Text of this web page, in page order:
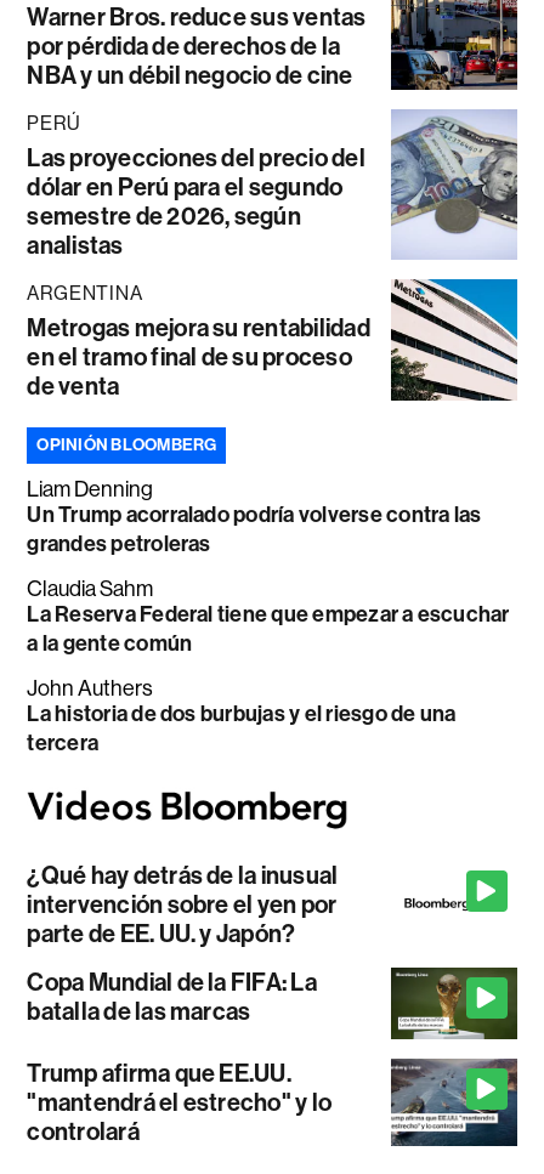
Warner Bros. reduce sus ventas
por pérdida de derechos de la
NBA y un débil negocio de cine
PERÚ
Las proyecciones del precio del
dólar en Perú para el segundo
semestre de 2026, según
analistas
ARGENTINA
Metrogas mejora su rentabilidad
en el tramo final de su proceso
de venta
OPINIÓN BLOOMBERG
Liam Denning
Un Trump acorralado podría volverse contra las
grandes petroleras
Claudia Sahm
La Reserva Federal tiene que empezar a escuchar
a la gente común
John Authers
La historia de dos burbujas y el riesgo de una
tercera
¿Qué hay detrás de la inusual
intervención sobre el yen por
parte de EE. UU. y Japón?
Copa Mundial de la FIFA: La
batalla de las marcas
Trump afirma que EE.UU.
"mantendrá el estrecho" y lo
controlará